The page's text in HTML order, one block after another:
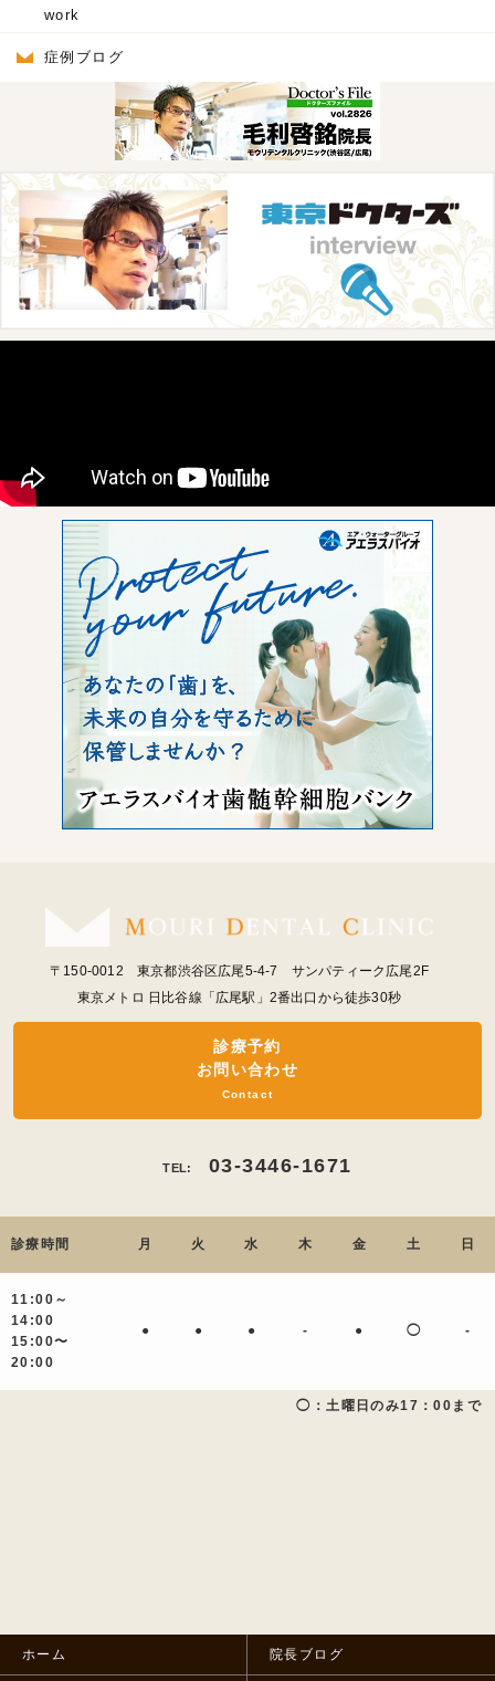
work
症例ブログ
〒150-0012 東京都渋谷区広尾5-4-7 サンパティーク広尾2F
東京メトロ 日比谷線「広尾駅」2番出口から徒歩30秒
診療予約
お問い合わせ
Contact
TEL: 03-3446-1671
診療時間 月 火 水 木 金 土 日
11:00～
14:00
15:00〜
20:00
● ● ● - ● ◯ -
◯：土曜日のみ17：00まで
ホーム 院長ブログ